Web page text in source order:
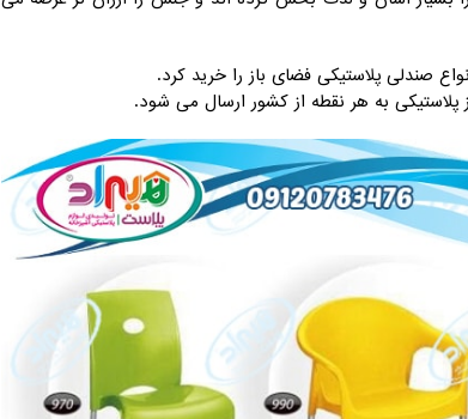
صندلی پلاستیکی فضای باز را خرید کرد.
پلاستیکی به هر نقطه از کشور ارسال می شود.